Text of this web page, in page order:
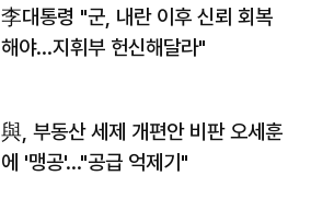
李대통령 "군, 내란 이후 신뢰 회복
해야…지휘부 헌신해달라"
與, 부동산 세제 개편안 비판 오세훈
에 '맹공'…"공급 억제기"